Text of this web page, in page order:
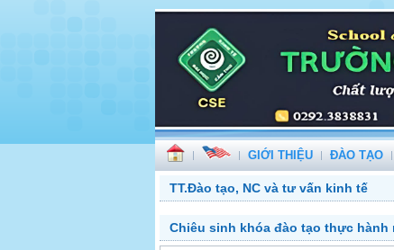
GIỚI THIỆU ĐÀO TẠO
TT.Đào tạo, NC và tư vấn kinh tế
Chiêu sinh khóa đào tạo thực hành